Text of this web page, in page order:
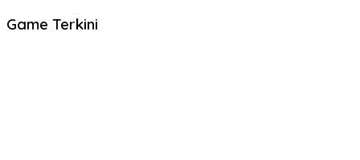
Game Terkini